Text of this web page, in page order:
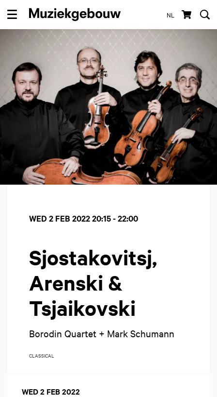
NL
Menu
Sjostakovitsj,
Arenski &
Tsjaikovski
Borodin Quartet + Mark Schumann
WED 2 FEB 202220:15 - 22:00
CLASSICAL
WED 2 FEB 2022